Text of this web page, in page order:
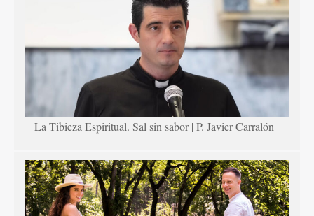
La Tibieza Espiritual. Sal sin sabor | P. Javier Carralón